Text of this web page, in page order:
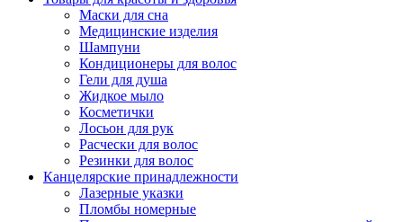
Маски для сна
Медицинские изделия
Шампуни
Кондиционеры для волос
Гели для душа
Жидкое мыло
Косметички
Лосьон для рук
Расчески для волос
Резинки для волос
Канцелярские принадлежности
Лазерные указки
Пломбы номерные